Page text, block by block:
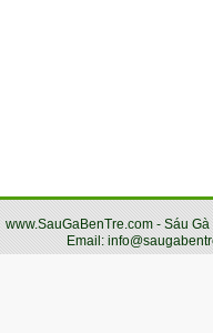
www.SauGaBenTre.com - Sáu
Email: